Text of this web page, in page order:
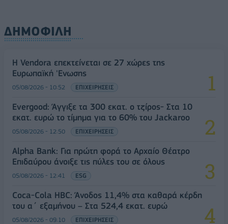
ΔΗΜΟΦΙΛΗ
Η Vendora επεκτείνεται σε 27 χώρες της
Ευρωπαϊκή 'Ενωσης
05/08/2026 - 10:52 ΕΠΙΧΕΙΡΗΣΕΙΣ
Evergood: Άγγιξε τα 300 εκατ. ο τζίρος- Στα 10
εκατ. ευρώ το τίμημα για το 60% του Jackaroo
05/08/2026 - 12:50 ΕΠΙΧΕΙΡΗΣΕΙΣ
Alpha Bank: Για πρώτη φορά το Αρχαίο Θέατρο
Επιδαύρου άνοιξε τις πύλες του σε όλους
05/08/2026 - 12:41 ESG
Coca-Cola HBC: Άνοδος 11,4% στα καθαρά κέρδη
του α΄ εξαμήνου – Στα 524,4 εκατ. ευρώ
05/08/2026 - 09:10 ΕΠΙΧΕΙΡΗΣΕΙΣ